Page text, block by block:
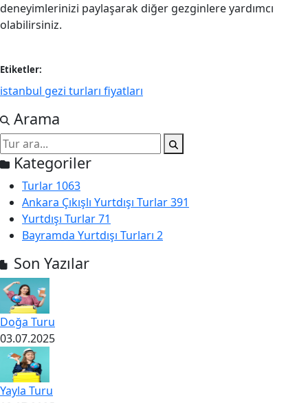
deneyimlerinizi paylaşarak diğer gezginlere yardımcı
olabilirsiniz.
Etiketler:
istanbul gezi turları fiyatları
Arama
Kategoriler
Turlar 1063
Ankara Çıkışlı Yurtdışı Turlar391
Yurtdışı Turlar71
Bayramda Yurtdışı Turları 2
Son Yazılar
Doğa Turu
03.07.2025
Yayla Turu